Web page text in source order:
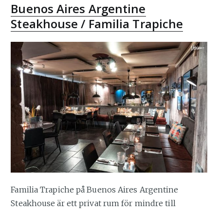
Buenos Aires Argentine
Steakhouse / Familia Trapiche
Familia Trapiche på Buenos Aires Argentine
Steakhouse är ett privat rum för mindre till